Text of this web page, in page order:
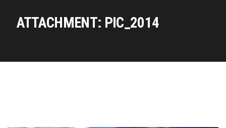
ATTACHMENT: PIC_2014